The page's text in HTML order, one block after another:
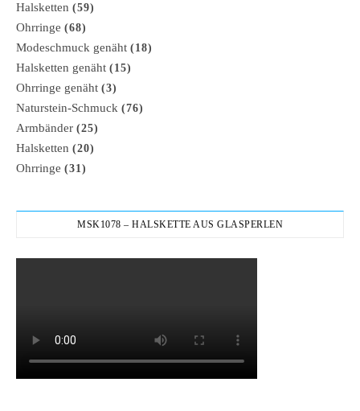
Halsketten (59)
Ohrringe (68)
Modeschmuck genäht (18)
Halsketten genäht (15)
Ohrringe genäht (3)
Naturstein-Schmuck (76)
Armbänder (25)
Halsketten (20)
Ohrringe (31)
MSK1078 – HALSKETTE AUS GLASPERLEN